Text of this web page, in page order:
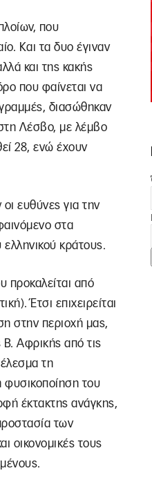
που
Και τα δυο έγιναν
και της κακής
που φαίνεται να
διασώθηκαν
Λέσβο, με λέμβο
28, ενώ έχουν
ευθύνες για την
στα
κράτους.
προκαλείται από
Έτσι επιχειρείται
στην περιοχή μας,
Β. Αφρικής από τις
τη
του
έκτακτης ανάγκης,
των
οικονομικές τους